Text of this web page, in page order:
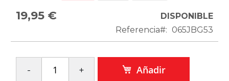
19,95 €
DISPONIBLE
Referencia
065JBG53
Añadir